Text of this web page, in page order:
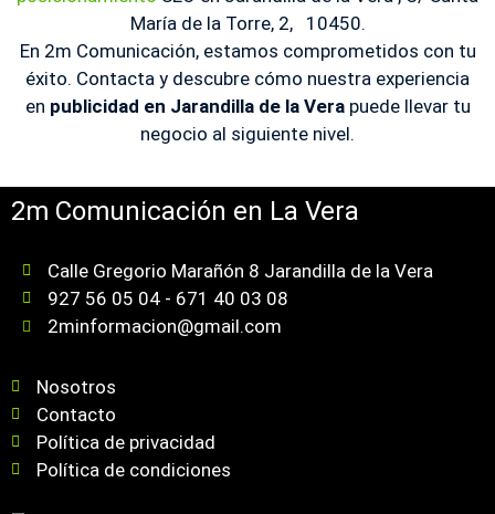
María de la Torre, 2, 10450.
En 2m Comunicación, estamos comprometidos con tu
éxito. Contacta y descubre cómo nuestra experiencia
en publicidad en Jarandilla de la Verapuede llevar tu
negocio al siguiente nivel.
2m Comunicación en La Vera
Calle Gregorio Marañón 8 Jarandilla de la Vera
927 56 05 04 - 671 40 03 08
2minformacion@gmail.com
Nosotros
Contacto
Política de privacidad
Política de condiciones